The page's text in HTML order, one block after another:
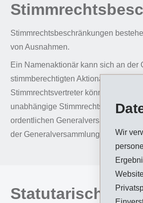
Wir
Stimmrechtsbeschränkungen
von Ausnahmen.
Ein Namenaktionär kann sich an
stimmberechtigten Aktionär oder
Stimmrechtsvertreter können die
unabhängige Stimmrechtsvertreter
ordentlichen Generalversammlung
der Generalversammlung nicht
Statutarische